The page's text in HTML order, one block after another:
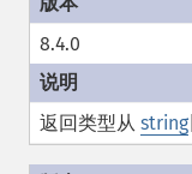
8.4.0
返回类型从 string